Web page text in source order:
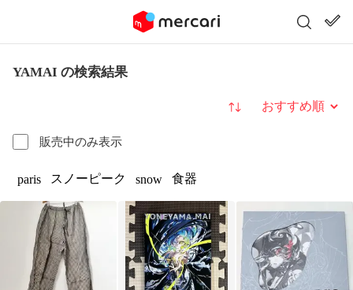
YAMAI の検索結果
販売中のみ表示
並び替え
paris スノーピーク snow 食器